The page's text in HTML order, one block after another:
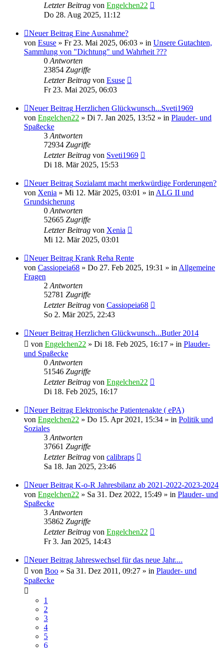
Letzter Beitrag von Engelchen22
Do 28. Aug 2025, 11:12
Neuer Beitrag Eine Ausnahme?
von Esuse » Fr 23. Mai 2025, 06:03 » in Unsere Gutachten,
Sammlung von "Dichtung" und Wahrheit ???
0Antworten
23854 Zugriffe
Letzter Beitrag von Esuse
Fr 23. Mai 2025, 06:03
Neuer Beitrag Herzlichen Glückwunsch...Sveti1969
von Engelchen22 » Di 7. Jan 2025, 13:52 » in Plauder- und
Spaßecke
3Antworten
72934 Zugriffe
Letzter Beitrag von Sveti1969
Di 18. Mär 2025, 15:53
Neuer Beitrag Sozialamt macht merkwürdige Forderungen?
von Xenia » Mi 12. Mär 2025, 03:01 » inALG II und
Grundsicherung
0Antworten
52665 Zugriffe
Letzter Beitrag von Xenia
Mi 12. Mär 2025, 03:01
Neuer Beitrag Krank Reha Rente
von Cassiopeia68 » Do 27. Feb 2025, 19:31 » inAllgemeine
Fragen
2Antworten
52781 Zugriffe
Letzter Beitrag von Cassiopeia68
So 2. Mär 2025, 22:43
Neuer Beitrag Herzlichen Glückwunsch...Butler 2014
von Engelchen22 » Di 18. Feb 2025, 16:17 » in Plauder-
und Spaßecke
0Antworten
51546 Zugriffe
Letzter Beitrag von Engelchen22
Di 18. Feb 2025, 16:17
Neuer Beitrag Elektronische Patientenakte ( ePA)
von Engelchen22 » Do 15. Apr 2021, 15:34 » in Politik und
Soziales
3Antworten
37661 Zugriffe
Letzter Beitrag von calibraps
Sa 18. Jan 2025, 23:46
Neuer Beitrag K-o-R Jahresbilanz ab 2021-2022-2023-2024
von Engelchen22 » Sa 31. Dez 2022, 15:49 » in Plauder- und
Spaßecke
3Antworten
35862 Zugriffe
Letzter Beitrag von Engelchen22
Fr 3. Jan 2025, 14:43
Neuer Beitrag Jahreswechsel für das neue Jahr....
von Boo » Sa 31. Dez 2011, 09:27 » in Plauder- und
Spaßecke
1
2
3
4
5
6